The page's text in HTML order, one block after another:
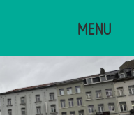
MENU